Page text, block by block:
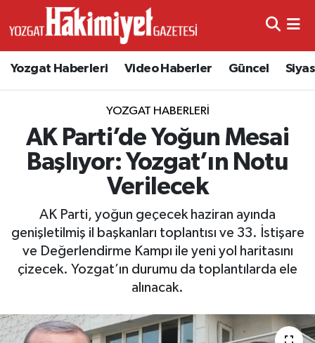
Yozgat Haberleri Video Haberler Güncel
YOZGAT HABERLERI
AK Parti’de Yoğun Mesai
Başlıyor: Yozgat’ın Notu
Verilecek
AK Parti, yoğun geçecek haziran ayında
genişletilmiş il başkanları toplantısı ve 33. İstişare
ve Değerlendirme Kampı ile yeni yol haritasını
çizecek. Yozgat’ın durumu da toplantılarda ele
alınacak.